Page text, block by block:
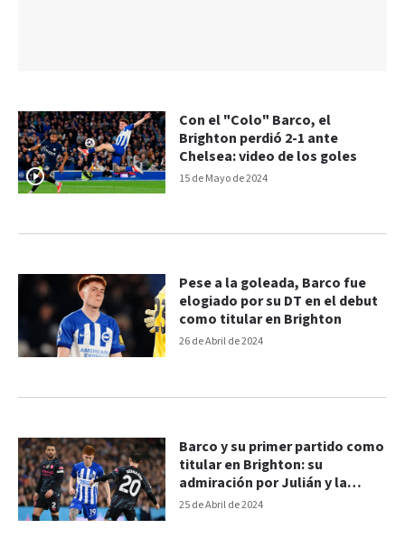
15 de Mayo de 2024
Con el "Colo" Barco, el
Brighton perdió 2-1 ante
Chelsea: video de los goles
26 de Abril de 2024
Pese a la goleada, Barco fue
elogiado por su DT en el debut
como titular en Brighton
25 de Abril de 2024
Barco y su primer partido como
titular en Brighton: su
admiración por Julián y la
charla con Guardiola